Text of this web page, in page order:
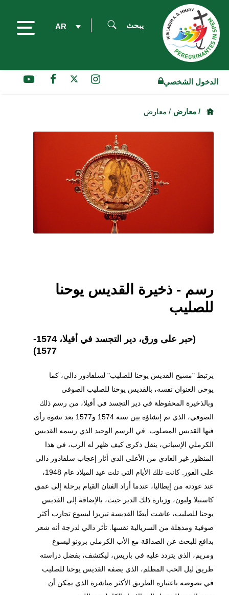
AR يبحث
الدخول الشخصي
/ معارض / معارض
رسم - ذخيرة القديس يوحنا
للصليب
(حبر على ورق، دير التجسد في أفيلا، 1574-
1577)
يرتبط "مسيح القديس يوحنا للصليب" لسلفادور دالي، كما
يوحي العنوان نفسه، بالقديس يوحنا للصليب الصوفي
وبالذخيرة المحفوظة في دير التجسد في أفيلا، من رسم ذلك
الصوفي، الذي تم إنشاؤه بين سنة 1574 و1577 بعد نشوة رأى
فيها القديس المصلوب. في الرسم الوحيد الذي رسمه القديس
الكرملي الإسباني، ينقل ذكرى كيف ظهر له الرب، في هذا
المنظور غير العادي من الأعلى الذي أثار إعجاب سلفادور دالي
على الفور. كانت تلك الأيام التي تلت عيد الميلاد عام 1948،
عند عودته من إيطاليا، عندما أراد الفنان القيام برحلة إلى عمق
كاستيلا وليون، وزيارة ذلك الدير حيث، بالإضافة إلى القديس
يوحنا للصليب، عاشت أيضًا القديسة تيريزا ليسوع تجارب أكثر
صوفية ومذهلة من السريالية نفسها. تأثر دالي لدرجة أنه شعر
بدافع للبحث عن الصداقة مع الأب الكرملي برونو ليسوع
ومريم، الذي يتردد عليه في باريس، ليكتشف، بفضل دراسته
طريق ليل الحب المظلم، الذي يصفه القديس يوحنا للصليب
في نصوصه باعتباره الطريق الأكثر مباشرة الذي يمكن أن